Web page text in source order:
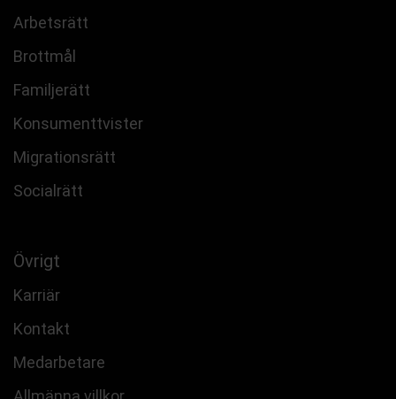
Arbetsrätt
Brottmål
Familjerätt
Konsumenttvister
Migrationsrätt
Socialrätt
Övrigt
Karriär
Kontakt
Medarbetare